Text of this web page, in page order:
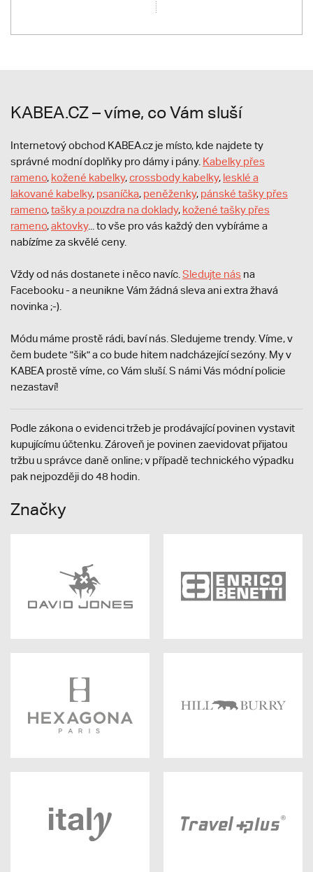
KABEA.CZ – víme, co Vám sluší
Internetový obchod KABEA.cz je místo, kde najdete ty
správné modní doplňky pro dámy i pány. Kabelky přes
rameno, kožené kabelky,crossbody kabelky, lesklé a
lakované kabelky, psaníčka, peněženky, pánské tašky přes
rameno,tašky a pouzdra na doklady, kožené tašky přes
rameno,aktovky... to vše pro vás každý den vybíráme a
nabízíme za skvělé ceny.
Vždy od nás dostanete i něco navíc. Sledujte nás na
Facebooku - a neunikne Vám žádná sleva ani extra žhavá
novinka ;-).
Módu máme prostě rádi, baví nás. Sledujeme trendy. Víme, v
čem budete "šik" a co bude hitem nadcházející sezóny. My v
KABEA prostě víme, co Vám sluší. S námi Vás módní policie
nezastaví!
Podle zákona o evidenci tržeb je prodávající povinen vystavit
kupujícímu účtenku. Zároveň je povinen zaevidovat přijatou
tržbu u správce daně online; v případě technického výpadku
pak nejpozději do 48 hodin.
Značky